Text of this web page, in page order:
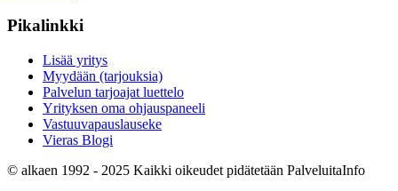
Pikalinkki
Lisää yritys
Myydään (tarjouksia)
Palvelun tarjoajat luettelo
Yrityksen oma ohjauspaneeli
Vastuuvapauslauseke
Vieras Blogi
© alkaen 1992 - 2025 Kaikki oikeudet pidätetään PalveluitaInfo